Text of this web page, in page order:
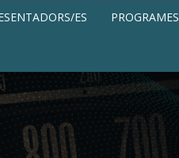
ES PROGRAMES